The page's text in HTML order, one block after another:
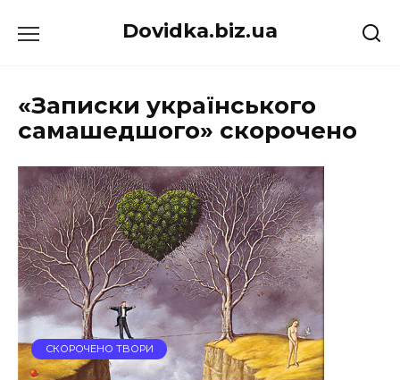
до
Dovidka.biz.ua
«Записки українського
самашедшого» скорочено
СКОРОЧЕНО ТВОРИ